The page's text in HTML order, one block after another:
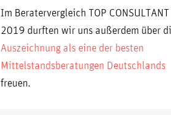
Im Beratervergleich TOP CONSULTANT
2019 durften wir uns außerdem über
Auszeichnung als eine der besten
Mittelstandsberatungen Deutschlands
freuen.